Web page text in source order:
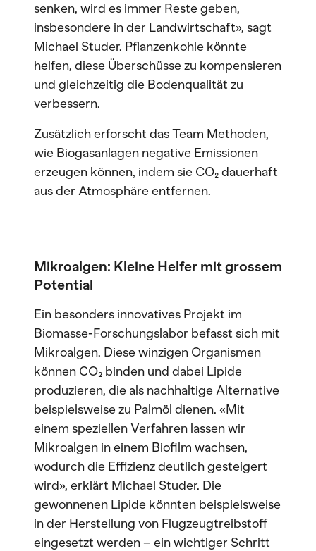
senken, wird es immer Reste geben,
insbesondere in der Landwirtschaft», sagt
Michael Studer. Pflanzenkohle könnte
helfen, diese Überschüsse zu kompensieren
und gleichzeitig die Bodenqualität zu
verbessern.
Zusätzlich erforscht das Team Methoden,
wie Biogasanlagen negative Emissionen
erzeugen können, indem sie CO₂ dauerhaft
aus der Atmosphäre entfernen.
Mikroalgen: Kleine Helfer mit grossem
Potential
Ein besonders innovatives Projekt im
Biomasse-Forschungslabor befasst sich mit
Mikroalgen. Diese winzigen Organismen
können CO₂ binden und dabei Lipide
produzieren, die als nachhaltige Alternative
beispielsweise zu Palmöl dienen. «Mit
einem speziellen Verfahren lassen wir
Mikroalgen in einem Biofilm wachsen,
wodurch die Effizienz deutlich gesteigert
wird», erklärt Michael Studer. Die
gewonnenen Lipide könnten beispielsweise
in der Herstellung von Flugzeugtreibstoff
eingesetzt werden – ein wichtiger Schritt